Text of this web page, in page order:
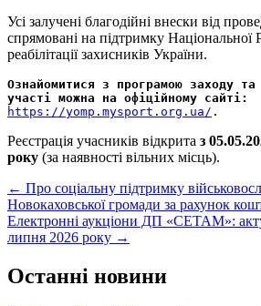
Усі залучені благодійні внески від
спрямовані на підтримку Національної
реабілітації захисників України.
Ознайомитися з програмою заходу та
участі можна на офіційному сайті:
https://yomp.mysport.org.ua/ .
Реєстрація учасників відкрита з
року (за наявності вільних місць).
Post
navigation
← Про соціальну підтримку
Новокаховської громади за рахунок
Електронні аукціони ДП «СЕТАМ»:
липня 2026 року →
Останні новини